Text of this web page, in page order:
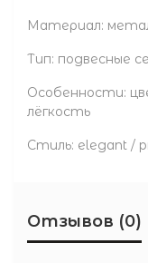
Материал:
Тип: подвесные
Особенности:
лёгкость
Стиль: elegant /
Отзывов (0)